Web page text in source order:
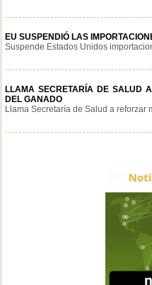
EU SUSPENDIÓ LAS
Suspende Estados Unidos
LLAMA SECRETARÍA DE SALUD
DEL GANADO
Llama Secretaría de Salud a reforzar